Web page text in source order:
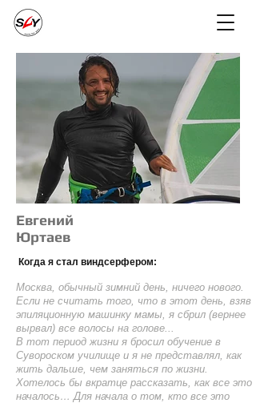
Евгений
Юртаев
Когда я стал виндсерфером:
Москва, обычный зимний день, ничего нового.
Если не считать того, что в этот день, взяв
эпиляционную машинку мамы, я сбрил (вернее
вырвал) все волосы на голове...
В тот период жизни я бросил обучение в
Сувороском училище и я не представлял, как
жить дальше, чем заняться по жизни.
Хотелось бы вкратце рассказать, как все это
началось… Для начала о том, кто все это